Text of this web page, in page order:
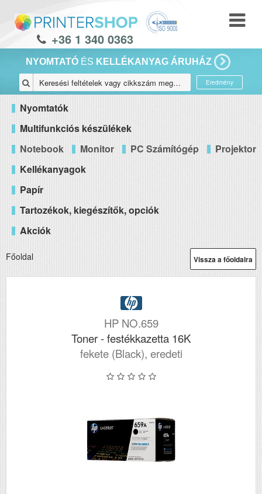
+36 1 340 0363
NYOMTATÓ ÉS KELLÉKANYAG ÁRUHÁZ
Eredmény
Nyomtatók
Multifunkciós készülékek
Notebook
Monitor PC Számítógép
Projektor
Kellékanyagok
Papír
Tartozékok, kiegészítők, opciók
Akciók
Vissza a főoldalra
Főoldal
HP NO.659
Toner - festékkazetta 16K
fekete (Black), eredeti